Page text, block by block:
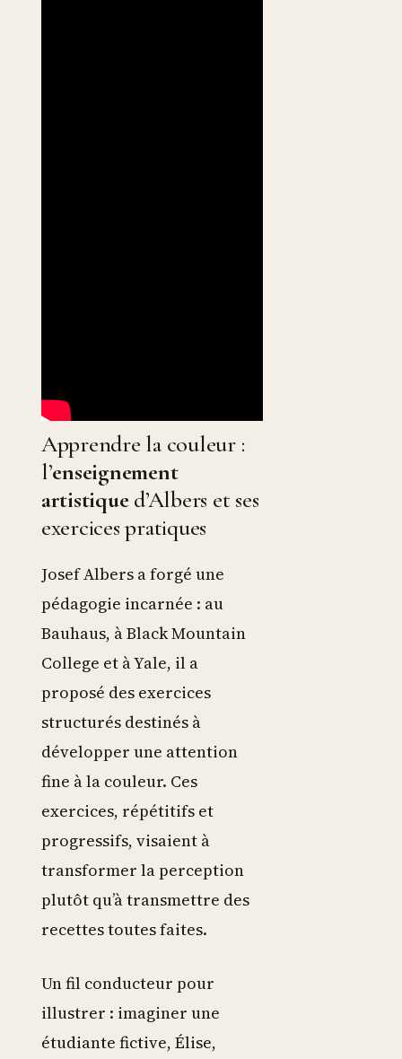
Apprendre la couleur :
l’enseignement
artistiqued’Albers et ses
exercices pratiques
Josef Albers a forgé une
pédagogie incarnée : au
Bauhaus, à Black Mountain
College et à Yale, il a
proposé des exercices
structurés destinés à
développer une attention
fine à la couleur. Ces
exercices, répétitifs et
progressifs, visaient à
transformer la perception
plutôt qu’à transmettre des
recettes toutes faites.
Un fil conducteur pour
illustrer : imaginer une
étudiante fictive, Élise,